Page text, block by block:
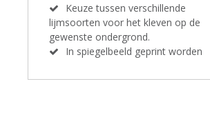
Keuze tussen verschillende
lijmsoorten voor het kleven op de
gewenste ondergrond.
In spiegelbeeld geprint worden